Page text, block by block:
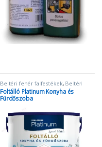
Beltéri fehér falfestékek, Beltéri
színes falfestékek ,Fal- és
homlokzatfesték,Foltálló,
Penészgátló és folttakaró festék
Foltálló Platinum Konyha és
Fürdőszoba